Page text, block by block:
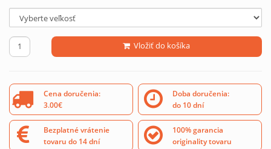
Vložiť do košíka
Cena doručenia:
3.00€
Doba doručenia:
do 10 dní
Bezplatné vrátenie
tovaru do 14 dní
100% garancia
originality tovaru